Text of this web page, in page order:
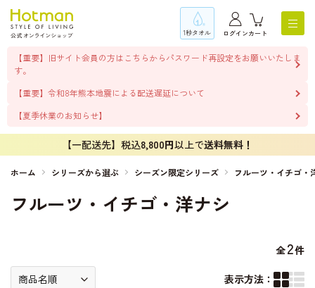
1秒タオル ログインカート
【重要】旧サイト会員の方はこちらからパスワード再設定をお願いいたしま
す。
【重要】令和8年熊本地震による配送遅延について
【夏季休業のお知らせ】
【一配送先】税込8,800円以上で送料無料！
ホーム シリーズから選ぶ シーズン限定シリーズ フルーツ・イチゴ・
フルーツ・イチゴ・洋ナシ
全2件
表示方法：